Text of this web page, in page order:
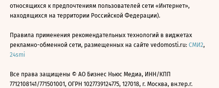
относящихся к предпочтениям пользователей сети «Интернет»,
находящихся на территории Российской Федерации).
Правила применения рекомендательных технологий в виджетах
рекламно-обменной сети, размещенных на сайте vedomosti.ru: СМИ2,
24smi
Все права защищены © АО Бизнес Ньюс Медиа, ИНН/КПП
7712108141/771501001, ОГРН 1027739124775, 127018, г. Москва, вн.тер.г.